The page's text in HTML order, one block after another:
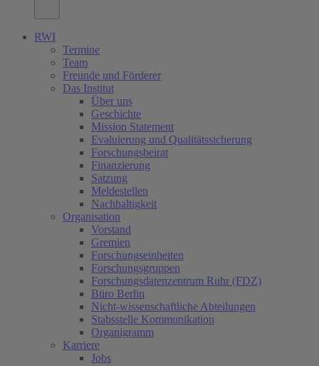
RWI
Termine
Team
Freunde und Förderer
Das Institut
Über uns
Geschichte
Mission Statement
Evaluierung und Qualitätssicherung
Forschungsbeirat
Finanzierung
Satzung
Meldestellen
Nachhaltigkeit
Organisation
Vorstand
Gremien
Forschungseinheiten
Forschungsgruppen
Forschungsdatenzentrum Ruhr (FDZ)
Büro Berlin
Nicht-wissenschaftliche Abteilungen
Stabsstelle Kommunikation
Organigramm
Karriere
Jobs